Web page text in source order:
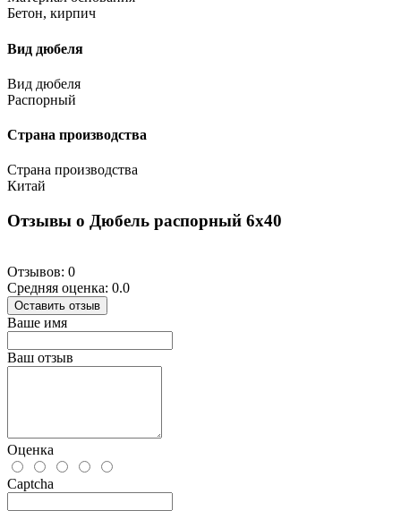
Бетон, кирпич
Вид дюбеля
Вид дюбеля
Распорный
Страна производства
Страна производства
Китай
Отзывы о Дюбель распорный 6х40
Отзывов: 0
Средняя оценка: 0.0
Оставить отзыв
Ваше имя
Ваш отзыв
Оценка
Captcha